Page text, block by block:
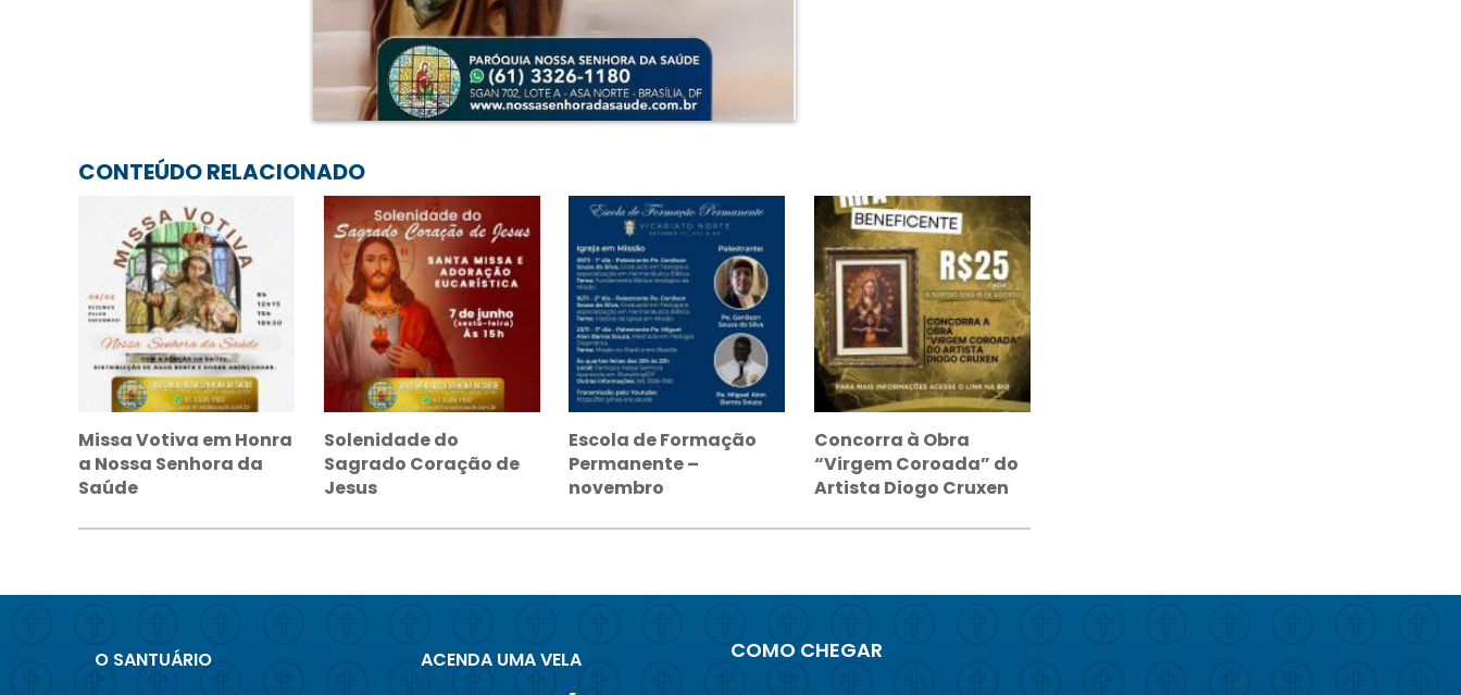
CONTEÚDO RELACIONADO
Missa Votiva em Honra
a Nossa Senhora da
Saúde
Solenidade do
Sagrado Coração de
Jesus
Escola de Formação
Permanente –
novembro
Concorra à Obra
“Virgem Coroada” do
Artista Diogo Cruxen
O SANTUÁRIO
ACENDA UMA VELA
COMO CHEGAR